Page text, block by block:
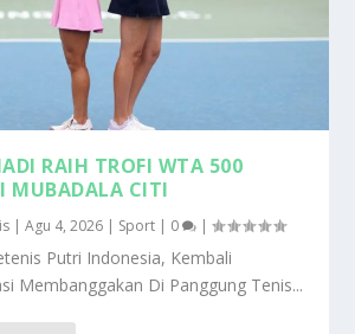
RAIH TROFI WTA 500
MUBADALA CITI
|Agu 4, 2026 | Sport | 0 |
Putri Indonesia, Kembali
Membanggakan Di Panggung Tenis...